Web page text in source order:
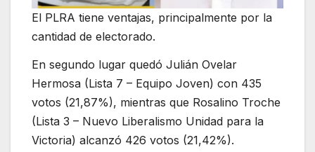
El PLRA tiene ventajas, principalmente por la
cantidad de electorado.
En segundo lugar quedó Julián Ovelar
Hermosa (Lista 7 – Equipo Joven) con 435
votos (21,87%), mientras que Rosalino Troche
(Lista 3 – Nuevo Liberalismo Unidad para la
Victoria) alcanzó 426 votos (21,42%).